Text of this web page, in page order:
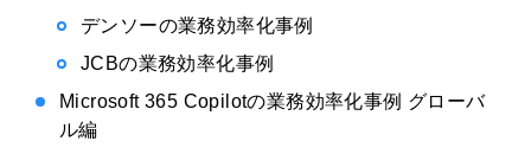
デンソーの業務効率化事例
JCBの業務効率化事例
Microsoft 365 Copilotの業務効率化事例 グローバ
ル編